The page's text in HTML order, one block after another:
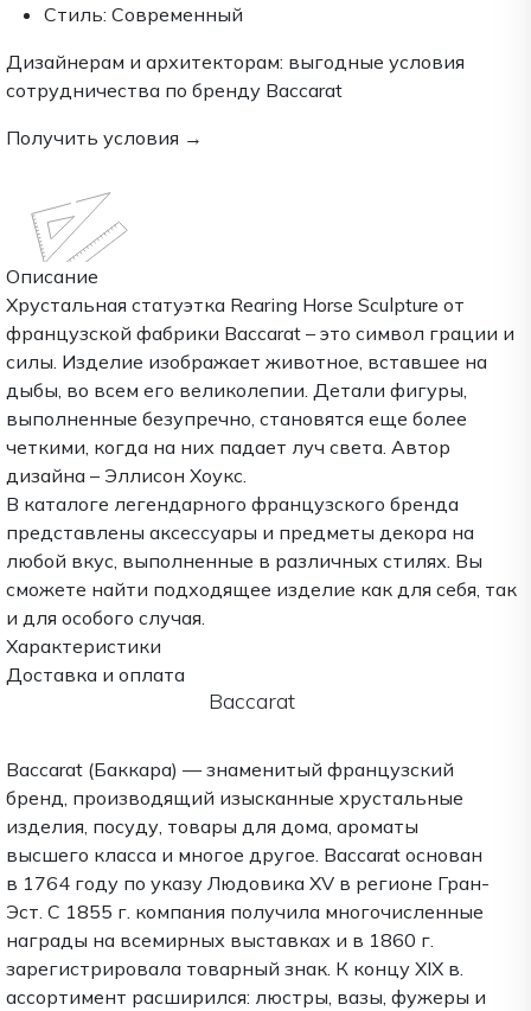
Стиль: Современный
Дизайнерам и архитекторам: выгодные условия
сотрудничества по бренду Baccarat
Получить условия →
Описание
Хрустальная статуэтка Rearing Horse Sculpture от
французской фабрики Baccarat – это символ грации и
силы. Изделие изображает животное, вставшее на
дыбы, во всем его великолепии. Детали фигуры,
выполненные безупречно, становятся еще более
четкими, когда на них падает луч света. Автор
дизайна – Эллисон Хоукс.
В каталоге легендарного французского бренда
представлены аксессуары и предметы декора на
любой вкус, выполненные в различных стилях. Вы
сможете найти подходящее изделие как для себя, так
и для особого случая.
Характеристики
Доставка и оплата
Baccarat
Baccarat (Баккара) — знаменитый французский
бренд, производящий изысканные хрустальные
изделия, посуду, товары для дома, ароматы
высшего класса и многое другое. Baccarat основан
в 1764 году по указу Людовика XV в регионе Гран-
Эст. С 1855 г. компания получила многочисленные
награды на всемирных выставках и в 1860 г.
зарегистрировала товарный знак. К концу XIX в.
ассортимент расширился: люстры, вазы, фужеры и